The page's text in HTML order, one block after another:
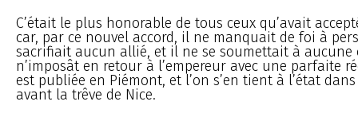
C’était le plus honorable de tous ceux qu’avait
car, par ce nouvel accord, il ne manquait de foi à
sacrifiait aucun allié, et il ne se soumettait à aucune
n’imposât en retour à l’empereur avec une parfaite
est publiée en Piémont, et l’on s’en tient à l’état
avant la trêve de Nice.